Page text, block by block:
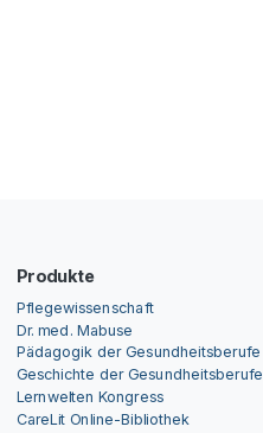
Produkte
Pflegewissenschaft
Dr. med. Mabuse
Pädagogik der Gesundheitsberufe
Geschichte der Gesundheitsberufe
Lernwelten Kongress
CareLit Online-Bibliothek